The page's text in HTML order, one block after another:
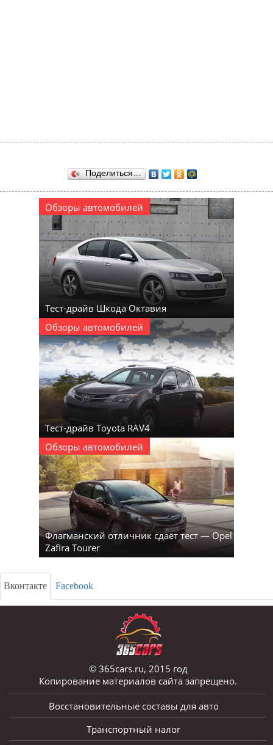
Поделиться…
Обзоры автомобилей
Тест-драйв Шкода Октавия
Обзоры автомобилей
Тест-драйв Toyota RAV4
Обзоры автомобилей
Флагманский отличник сдаёт тест — Opel
Zafira Tourer
Вконтакте Facebook
© 365cars.ru, 2015 год
Копирование материалов сайта запрещено.
Восстановительные составы для авто
Транспортный налог